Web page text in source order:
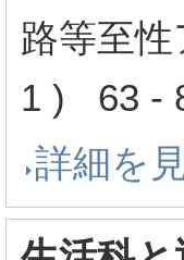
路等至
1 ) 63 -
詳細を